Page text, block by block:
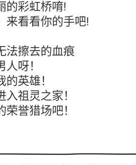
的彩虹桥唷!
来看看你的手吧!
法擦去的血痕
呀！
英雄！
祖灵之家！
誉猎场吧！